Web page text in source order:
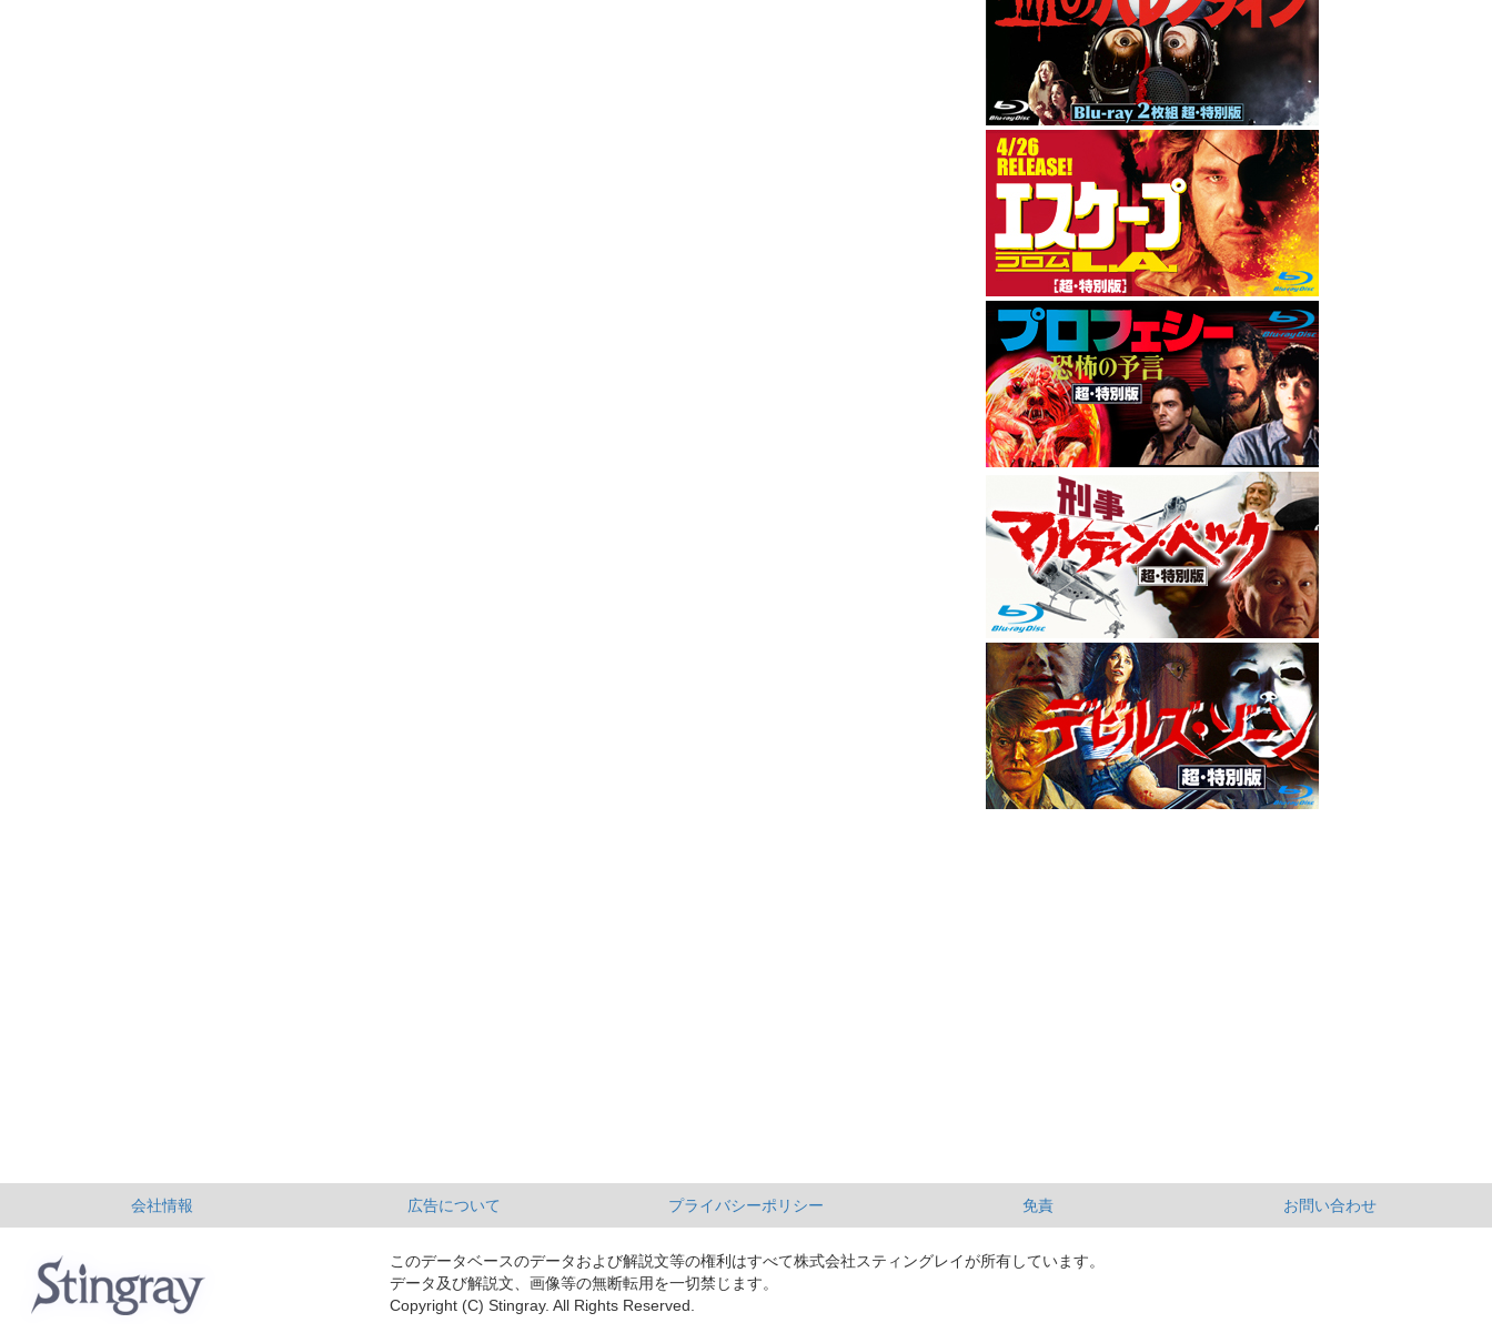
会社情報 広告について プライバシーポリシー 免責 お問い合わせ
このデータベースのデータおよび解説文等の権利はすべて株式会社スティングレイが所有しています。
データ及び解説文、画像等の無断転用を一切禁じます。
Copyright (C) Stingray. All Rights Reserved.